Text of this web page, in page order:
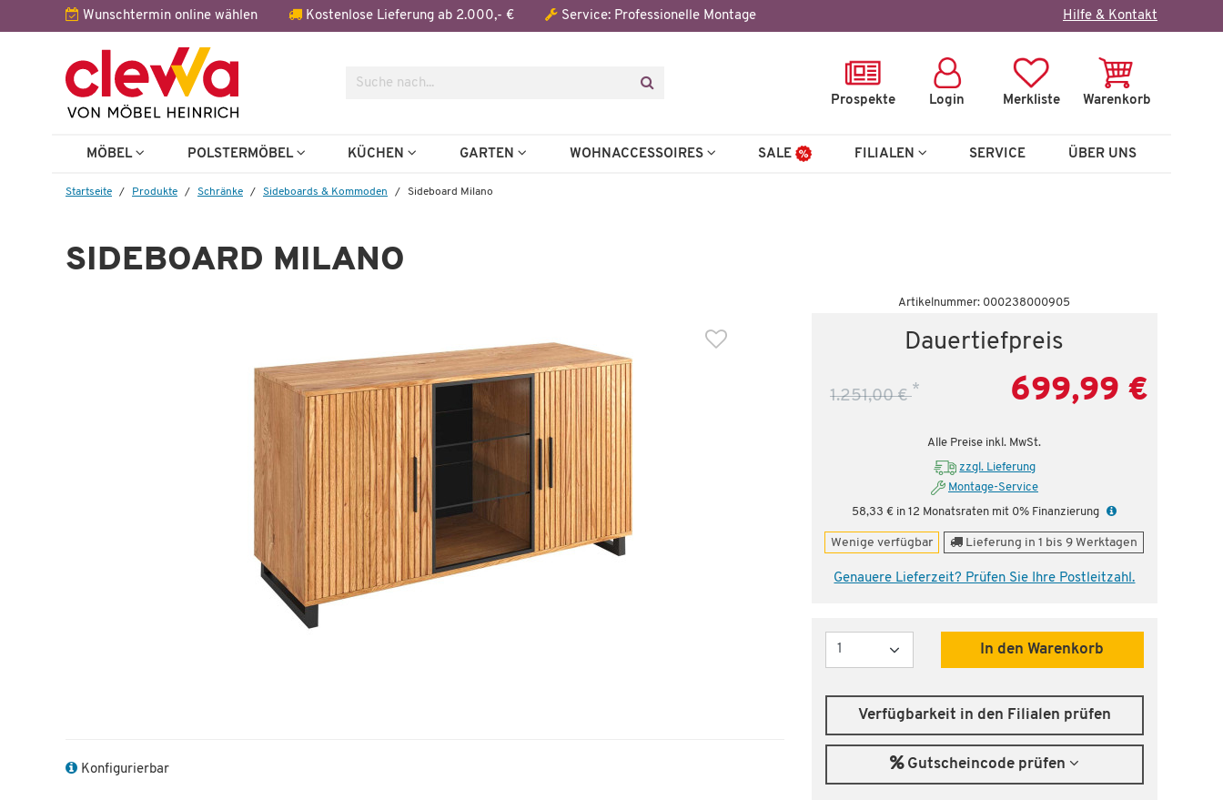
Wunschtermin online wählen Kostenlose Lieferung ab 2.000,- € Service: Professionelle Montage Hilfe & Kontakt
Suche
Prospekte Login Merkliste Warenkorb
MÖBEL POLSTERMÖBEL KÜCHEN GARTEN WOHNACCESSOIRES SALE FILIALEN SERVICE ÜBER UNS
Startseite Produkte Schränke Sideboards & Kommoden Sideboard Milano
SIDEBOARD MILANO
Konfigurierbar
Artikelnummer: 000238000905
Dauertiefpreis
1.251,00 €* 699,99 €
Alle Preise inkl. MwSt.
zzgl. Lieferung
Montage-Service
58,33 € in 12 Monatsraten mit 0% Finanzierung
Wenige verfügbar Lieferung in 1 bis 9 Werktagen
Genauere Lieferzeit? Prüfen Sie Ihre Postleitzahl.
Menge
In den Warenkorb
Der Artikel wurde in den Warenkorb gelegt:
179,99 €
Dauertiefpreis - unschlagbar günstig!
Milano
1.314,00 € 699,99 €
Dauertiefpreis - unschlagbar günstig!
TV-Kommode
599,99 €
Sideboard
Milano
699,99 €
Verfügbarkeit in den Filialen prüfen
Gutscheincode prüfen